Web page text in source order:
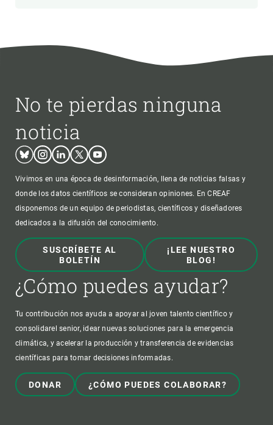
No te pierdas ninguna
noticia
BlueskyInstagram
LinkedinTwitterYoutube
Vivimos en una época de desinformación, llena de noticias falsas y
donde los datos científicos se consideran opiniones. En CREAF
disponemos de un equipo de periodistas, científicos y diseñadores
dedicados a la difusión del conocimiento.
SUSCRÍBETE AL
BOLETÍN
¡LEE NUESTRO
BLOG!
¿Cómo puedes ayudar?
Tu contribución nos ayuda a apoyar al joven talento científico y
consolidarel senior, idear nuevas soluciones para la emergencia
climática, y acelerar la producción y transferencia de evidencias
científicas para tomar decisiones informadas.
DONAR ¿CÓMO PUEDES COLABORAR?